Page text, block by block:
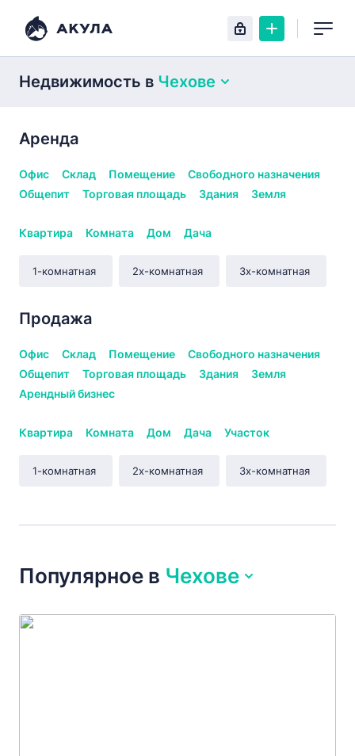
Недвижимость в Чехове
Аренда
Офис Склад Помещение
Свободного назначения
Общепит
Торговая площадь Здания Земля
Квартира Комната Дом Дача
1-комнатная 2х-комнатная 3х-комнатная
Продажа
Офис Склад Помещение
Свободного назначения
Общепит
Торговая площадь Здания
Земля
Арендный бизнес
Квартира Комната Дом Дача Участок
1-комнатная 2х-комнатная 3х-комнатная
Популярное в Чехове